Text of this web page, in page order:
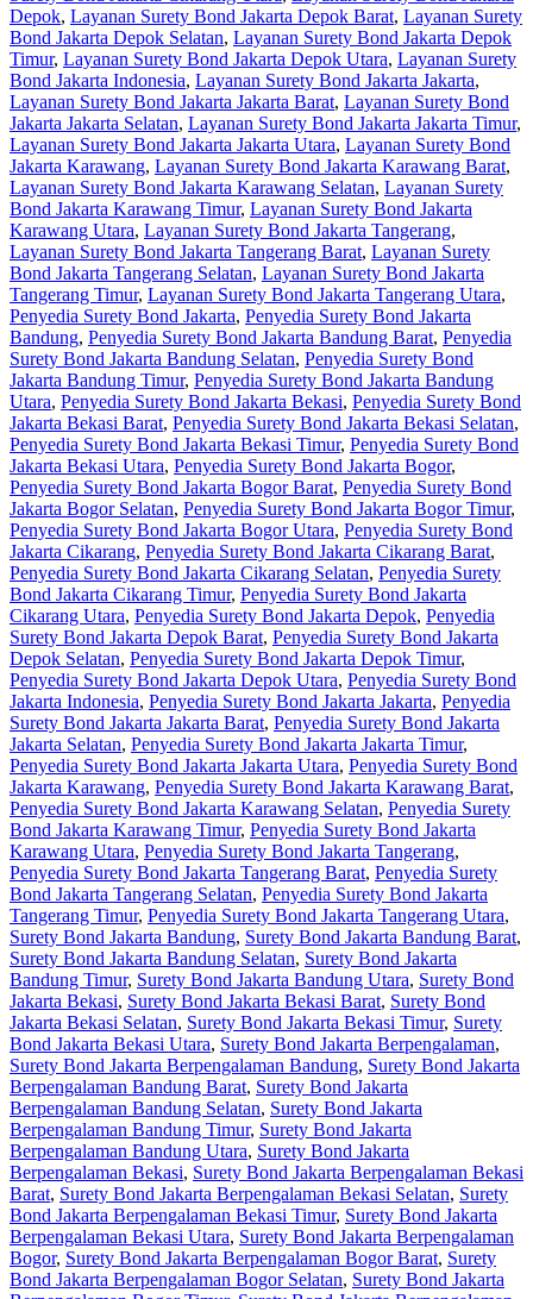
Depok, Layanan Surety Bond Jakarta Depok Barat, Layanan Surety
Bond Jakarta Depok Selatan, Layanan Surety Bond Jakarta Depok
Timur, Layanan Surety Bond Jakarta Depok Utara, Layanan Surety
Bond Jakarta Indonesia, Layanan Surety Bond Jakarta Jakarta,
Layanan Surety Bond Jakarta Jakarta Barat, Layanan Surety Bond
Jakarta Jakarta Selatan, Layanan Surety Bond Jakarta Jakarta Timur,
Layanan Surety Bond Jakarta Jakarta Utara, Layanan Surety Bond
Jakarta Karawang, Layanan Surety Bond Jakarta Karawang Barat,
Layanan Surety Bond Jakarta Karawang Selatan, Layanan Surety
Bond Jakarta Karawang Timur, Layanan Surety Bond Jakarta
Karawang Utara, Layanan Surety Bond Jakarta Tangerang,
Layanan Surety Bond Jakarta Tangerang Barat, Layanan Surety
Bond Jakarta Tangerang Selatan, Layanan Surety Bond Jakarta
Tangerang Timur, Layanan Surety Bond Jakarta Tangerang Utara,
Penyedia Surety Bond Jakarta, Penyedia Surety Bond Jakarta
Bandung, Penyedia Surety Bond Jakarta Bandung Barat, Penyedia
Surety Bond Jakarta Bandung Selatan, Penyedia Surety Bond
Jakarta Bandung Timur, Penyedia Surety Bond Jakarta Bandung
Utara, Penyedia Surety Bond Jakarta Bekasi, Penyedia Surety Bond
Jakarta Bekasi Barat, Penyedia Surety Bond Jakarta Bekasi Selatan,
Penyedia Surety Bond Jakarta Bekasi Timur, Penyedia Surety Bond
Jakarta Bekasi Utara, Penyedia Surety Bond Jakarta Bogor,
Penyedia Surety Bond Jakarta Bogor Barat, Penyedia Surety Bond
Jakarta Bogor Selatan, Penyedia Surety Bond Jakarta Bogor Timur,
Penyedia Surety Bond Jakarta Bogor Utara, Penyedia Surety Bond
Jakarta Cikarang, Penyedia Surety Bond Jakarta Cikarang Barat,
Penyedia Surety Bond Jakarta Cikarang Selatan, Penyedia Surety
Bond Jakarta Cikarang Timur, Penyedia Surety Bond Jakarta
Cikarang Utara, Penyedia Surety Bond Jakarta Depok, Penyedia
Surety Bond Jakarta Depok Barat, Penyedia Surety Bond Jakarta
Depok Selatan, Penyedia Surety Bond Jakarta Depok Timur,
Penyedia Surety Bond Jakarta Depok Utara, Penyedia Surety Bond
Jakarta Indonesia, Penyedia Surety Bond Jakarta Jakarta, Penyedia
Surety Bond Jakarta Jakarta Barat, Penyedia Surety Bond Jakarta
Jakarta Selatan, Penyedia Surety Bond Jakarta Jakarta Timur,
Penyedia Surety Bond Jakarta Jakarta Utara, Penyedia Surety Bond
Jakarta Karawang, Penyedia Surety Bond Jakarta Karawang Barat,
Penyedia Surety Bond Jakarta Karawang Selatan, Penyedia Surety
Bond Jakarta Karawang Timur, Penyedia Surety Bond Jakarta
Karawang Utara, Penyedia Surety Bond Jakarta Tangerang,
Penyedia Surety Bond Jakarta Tangerang Barat, Penyedia Surety
Bond Jakarta Tangerang Selatan, Penyedia Surety Bond Jakarta
Tangerang Timur, Penyedia Surety Bond Jakarta Tangerang Utara,
Surety Bond Jakarta Bandung, Surety Bond Jakarta Bandung Barat,
Surety Bond Jakarta Bandung Selatan, Surety Bond Jakarta
Bandung Timur, Surety Bond Jakarta Bandung Utara, Surety Bond
Jakarta Bekasi, Surety Bond Jakarta Bekasi Barat, Surety Bond
Jakarta Bekasi Selatan, Surety Bond Jakarta Bekasi Timur, Surety
Bond Jakarta Bekasi Utara, Surety Bond Jakarta Berpengalaman,
Surety Bond Jakarta Berpengalaman Bandung, Surety Bond Jakarta
Berpengalaman Bandung Barat, Surety Bond Jakarta
Berpengalaman Bandung Selatan, Surety Bond Jakarta
Berpengalaman Bandung Timur, Surety Bond Jakarta
Berpengalaman Bandung Utara, Surety Bond Jakarta
Berpengalaman Bekasi, Surety Bond Jakarta Berpengalaman Bekasi
Barat, Surety Bond Jakarta Berpengalaman Bekasi Selatan, Surety
Bond Jakarta Berpengalaman Bekasi Timur, Surety Bond Jakarta
Berpengalaman Bekasi Utara, Surety Bond Jakarta Berpengalaman
Bogor, Surety Bond Jakarta Berpengalaman Bogor Barat, Surety
Bond Jakarta Berpengalaman Bogor Selatan, Surety Bond Jakarta